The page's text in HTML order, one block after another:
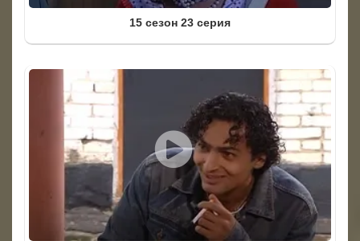
15 сезон 23 серия